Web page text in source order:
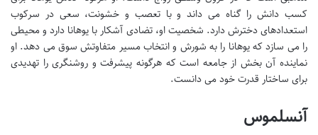
کسب دانش را گناه می داند و با تعصب و خشونت، سعی در سرکوب
استعدادهای دخترش دارد. شخصیت او، تضادی آشکار با یوهانا دارد و محیطی
را می سازد که یوهانا را به شورش و انتخاب مسیر متفاوتش سوق می دهد. او
نماینده آن بخش از جامعه است که هرگونه پیشرفت و روشنگری را تهدیدی
برای ساختار قدرت خود می دانست.
آنسلموس